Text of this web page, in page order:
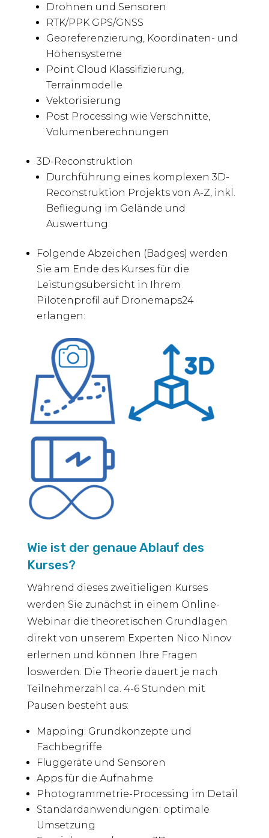
Drohnen und Sensoren
RTK/PPK GPS/GNSS
Georeferenzierung, Koordinaten- und
Höhensysteme
Point Cloud Klassifizierung,
Terrainmodelle
Vektorisierung
Post Processing wie Verschnitte,
Volumenberechnungen
3D-Reconstruktion
Durchführung eines komplexen 3D-
Reconstruktion Projekts von A-Z, inkl.
Befliegung im Gelände und
Auswertung.
Folgende Abzeichen (Badges) werden
Sie am Ende des Kurses für die
Leistungsübersicht in Ihrem
Pilotenprofil auf Dronemaps24
erlangen:
Wie ist der genaue Ablauf des
Kurses?
Während dieses zweitieligen Kurses
werden Sie zunächst in einem Online-
Webinar die theoretischen Grundlagen
direkt von unserem Experten Nico Ninov
erlernen und können Ihre Fragen
loswerden. Die Theorie dauert je nach
Teilnehmerzahl ca. 4-6 Stunden mit
Pausen besteht aus:
Mapping: Grundkonzepte und
Fachbegriffe
Fluggeräte und Sensoren
Apps für die Aufnahme
Photogrammetrie-Processing im Detail
Standardanwendungen: optimale
Umsetzung